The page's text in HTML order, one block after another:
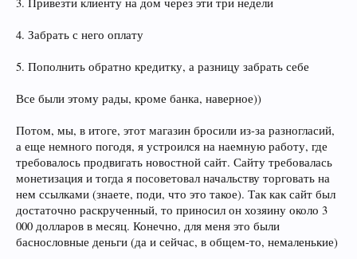
4. Забрать с него оплату
5. Пополнить обратно кредитку, а разницу забрать себе
Все были этому рады, кроме банка, наверное))
Потом, мы, в итоге, этот магазин бросили из-за разногласий,
а еще немного погодя, я устроился на наемную работу, где
требовалось продвигать новостной сайт. Сайту требовалась
монетизация и тогда я посоветовал начальству торговать на
нем ссылками (знаете, поди, что это такое). Так как сайт был
достаточно раскрученный, то приносил он хозяину около 3
000 долларов в месяц. Конечно, для меня это были
баснословные деньги (да и сейчас, в общем-то, немаленькие)